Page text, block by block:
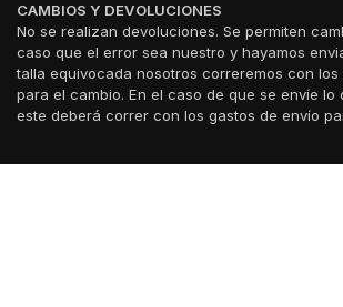
CAMBIOS Y DEVOLUCIONES
No se realizan devoluciones. Se permiten
caso que el error sea nuestro y hayamos
talla equivocada nosotros correremos con los
para el cambio. En el caso de que se envíe lo
este deberá correr con los gastos de envío